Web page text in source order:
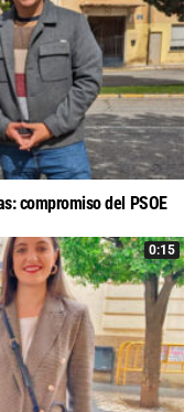
compromiso del PSOE
0:15